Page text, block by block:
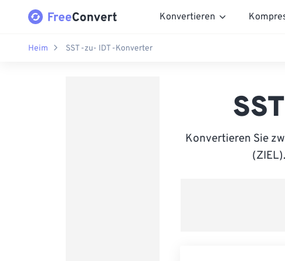
Konvertieren
Heim SST -zu- IDT -Konverter
Konvertieren Sie